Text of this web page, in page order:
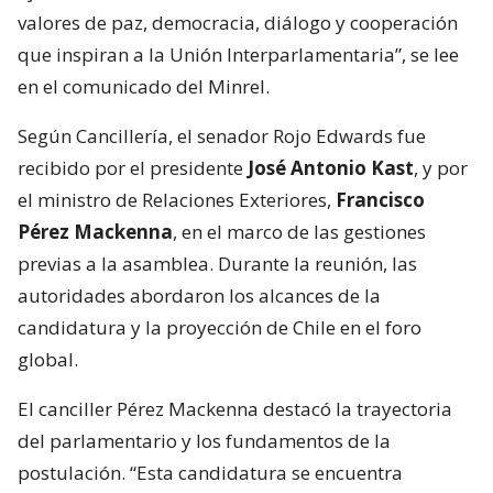
valores de paz, democracia, diálogo y cooperación
que inspiran a la Unión Interparlamentaria”, se lee
en el comunicado del Minrel.
Según Cancillería, el senador Rojo Edwards fue
recibido por el presidente José Antonio Kast, y por
el ministro de Relaciones Exteriores, Francisco
Pérez Mackenna, en el marco de las gestiones
previas a la asamblea. Durante la reunión, las
autoridades abordaron los alcances de la
candidatura y la proyección de Chile en el foro
global.
El canciller Pérez Mackenna destacó la trayectoria
del parlamentario y los fundamentos de la
postulación. “Esta candidatura se encuentra